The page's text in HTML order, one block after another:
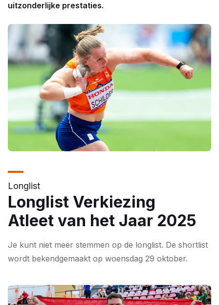
uitzonderlijke prestaties.
Longlist
Longlist Verkiezing
Atleet van het Jaar 2025
Je kunt niet meer stemmen op de longlist. De shortlist
wordt bekendgemaakt op woensdag 29 oktober.